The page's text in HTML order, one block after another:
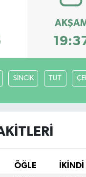
SİNCİK TUT
ÖĞLE İKINDI